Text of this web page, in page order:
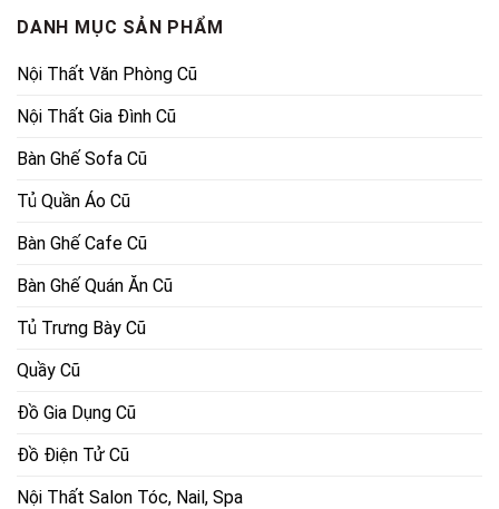
DANH MỤC SẢN PHẨM
Nội Thất Văn Phòng Cũ
Nội Thất Gia Đình Cũ
Bàn Ghế Sofa Cũ
Tủ Quần Áo Cũ
Bàn Ghế Cafe Cũ
Bàn Ghế Quán Ăn Cũ
Tủ Trưng Bày Cũ
Quầy Cũ
Đồ Gia Dụng Cũ
Đồ Điện Tử Cũ
Nội Thất Salon Tóc, Nail, Spa